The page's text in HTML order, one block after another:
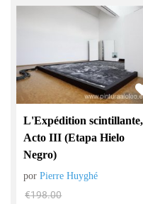
L'Expédition scintillante,
Acto III (Etapa Hielo
Negro)
porPierre Huyghé
€198.00